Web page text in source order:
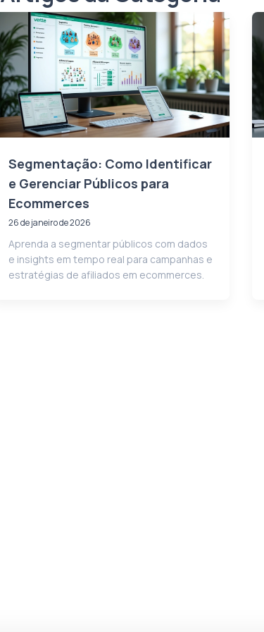
Segmentação: Como Identificar
e Gerenciar Públicos para
Ecommerces
26 de janeiro de 2026
Aprenda a segmentar públicos com dados
e insights em tempo real para campanhas e
estratégias de afiliados em ecommerces.